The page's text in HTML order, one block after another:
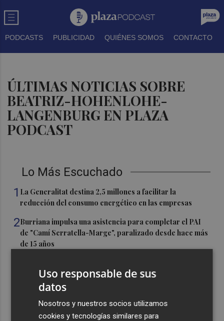
PODCASTS PUBLICIDAD QUIÉNES SOMOS CONTACTO
ÚLTIMAS NOTICIAS SOBRE
BEATRIZ-HOHENLOHE-
LANGENBURG EN PLAZA
PODCAST
Lo Más Escuchado
1 La Generalitat destina 2,5 millones a facilitar la
reducción del consumo energético en las empresas
2Burriana impulsa una asistencia para completar el PAI
de "Camí Serratella-Marge", paralizado desde hace más
de 15 años
asequible en Castelló frente "a los pisos de 200.000
euros de Carrasco"
Castelló adjudica a Civicons por 600.500 euros las
obras de reforma de la tenencia de alcaldía sur
Uso responsable de sus
datos
Nosotros y nuestros socios utilizamos
cookies y tecnologías similares para